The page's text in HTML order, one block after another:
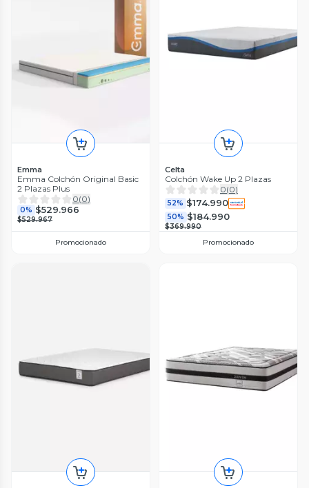
Emma
Emma Colchón Original Basic
2 Plazas Plus
0(0)
0% $529.966
$529.967
Promocionado
Celta
Colchón Wake Up 2 Plazas
0(0)
52% $174.990
50% $184.990
$369.990
Promocionado